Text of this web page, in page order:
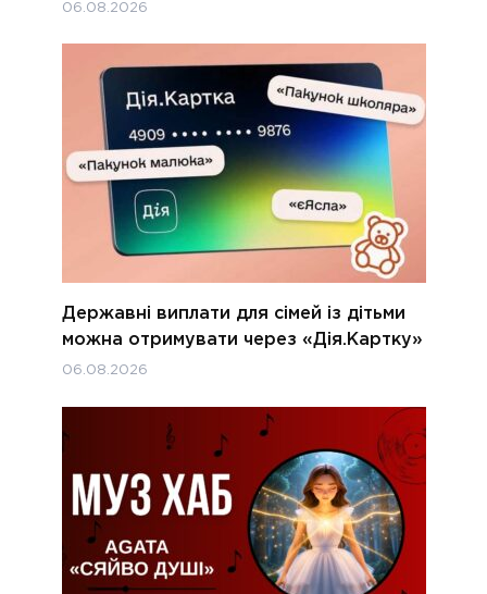
06.08.2026
Державні виплати для сімей із дітьми
можна отримувати через «Дія.Картку»
06.08.2026